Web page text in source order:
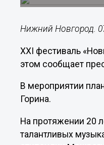
Нижний Новгород.
XXI фестиваль
этом сообщает
В мероприятии
Горина.
На протяжении 20
талантливых